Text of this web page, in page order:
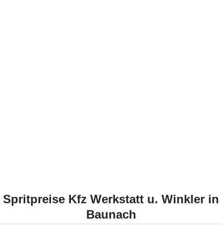
Spritpreise Kfz Werkstatt u. Winkler in
Baunach